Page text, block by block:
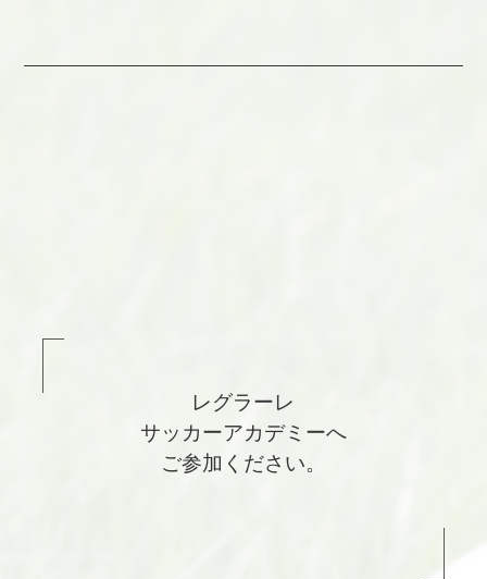
レグラーレ
サッカーアカデミーへ
ご参加ください。